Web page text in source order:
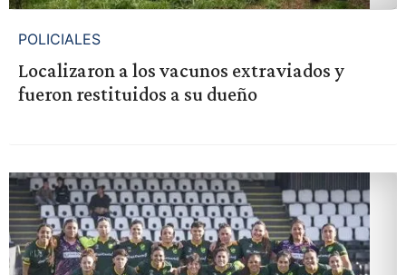
POLICIALES
Localizaron a los vacunos extraviados y
fueron restituidos a su dueño